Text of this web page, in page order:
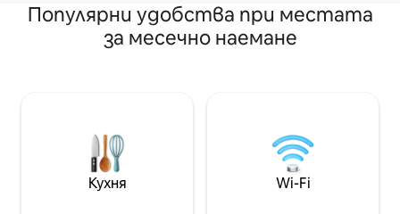
Популярни удобства при местата
за месечно наемане
Кухня Wi-Fi